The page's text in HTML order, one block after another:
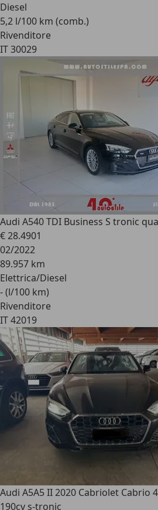
Diesel
5,2 l/100 km (comb.)
Rivenditore
IT 30029
Audi A540 TDI Business S tronic
€ 28.4901
02/2022
89.957 km
Elettrica/Diesel
- (l/100 km)
Rivenditore
IT 42019
Audi A5A5 II 2020 Cabriolet Cabrio
190cv s-tronic